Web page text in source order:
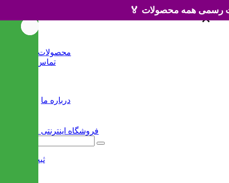
محصولات جدید
تماس با ما
درباره ما
ثبت نام
×
×